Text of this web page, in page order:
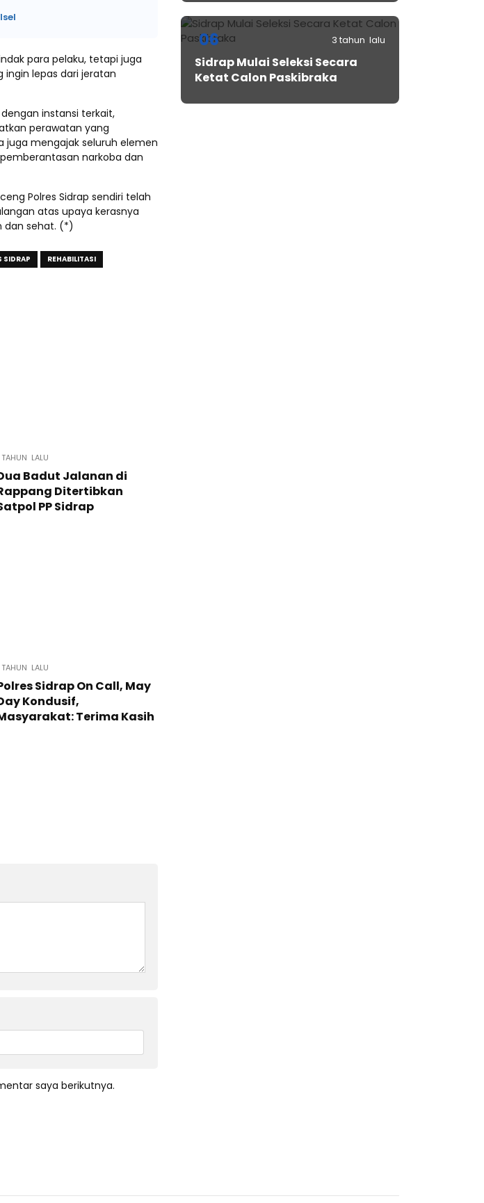
para pelaku, tetapi juga
lepas dari jeratan
instansi terkait,
perawatan yang
juga mengajak seluruh elemen
narkoba dan
Polres Sidrap sendiri telah
atas upaya kerasnya
dan sehat. (*)
SIDRAP REHABILITASI
TAHUN LALU
Badut Jalanan di
Ditertibkan
PP Sidrap
TAHUN LALU
Sidrap On Call, May
Kondusif,
Terima Kasih
saya berikutnya.
06 3 tahun lalu
Sidrap Mulai Seleksi Secara
Ketat Calon Paskibraka